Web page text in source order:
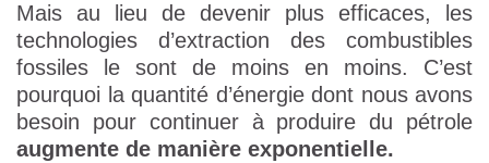
Mais au lieu de devenir plus efficaces, les
technologies d’extraction des combustibles
fossiles le sont de moins en moins. C’est
pourquoi la quantité d’énergie dont nous avons
besoin pour continuer à produire du pétrole
augmente de manière exponentielle.